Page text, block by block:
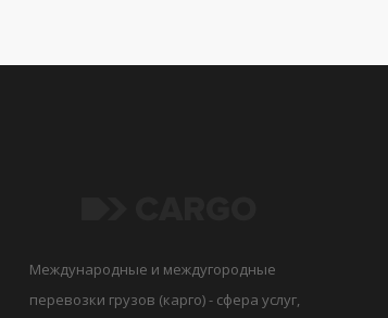
Международные и междугородные
перевозки грузов (карго) - сфера услуг,